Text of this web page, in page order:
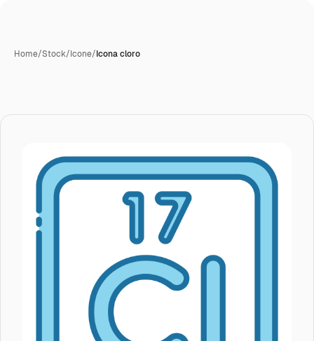
Home/Stock/Icone/Icona cloro